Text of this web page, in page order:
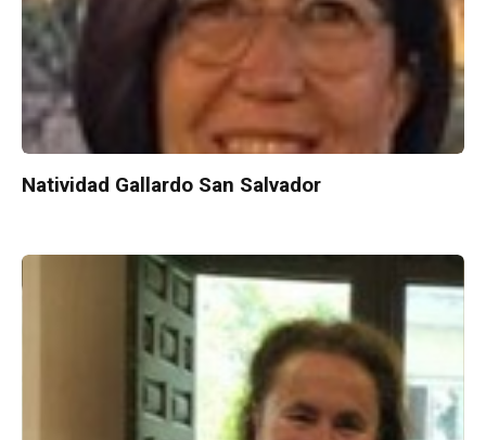
Natividad Gallardo San Salvador